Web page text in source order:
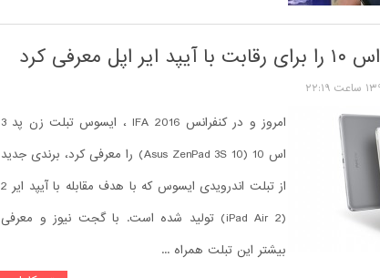
امروز و در کنفرانس IFA 2016 ، ایسوس تبلت زن پد 3
اس 10 (Asus ZenPad 3S 10) را معرفی کرد، برندی جدید
از تبلت اندرویدی ایسوس که با هدف مقابله با آیپد ایر 2
(iPad Air 2) تولید شده است. با گجت نیوز و معرفی
بیشتر این تبلت همراه ...